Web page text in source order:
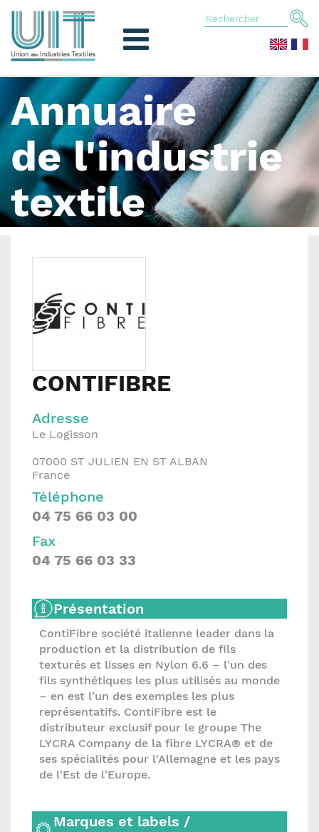
Annuaire
de l'industrie
textile
CONTIFIBRE
Adresse
Le Logisson
07000 ST JULIEN EN ST ALBAN
France
Téléphone
04 75 66 03 00
Fax
04 75 66 03 33
Présentation
ContiFibre société italienne leader dans la
production et la distribution de fils
texturés et lisses en Nylon 6.6 – l'un des
fils synthétiques les plus utilisés au monde
– en est l'un des exemples les plus
représentatifs. ContiFibre est le
distributeur exclusif pour le groupe The
LYCRA Company de la fibre LYCRA® et de
ses spécialités pour l'Allemagne et les pays
de l'Est de l'Europe.
Marques et labels /